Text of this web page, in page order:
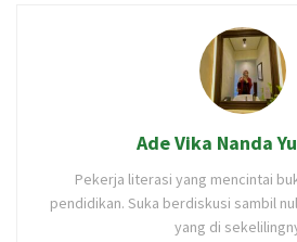
Ade Vika Nanda
Pekerja literasi yang mencintai
pendidikan. Suka berdiskusi sambil
yang di